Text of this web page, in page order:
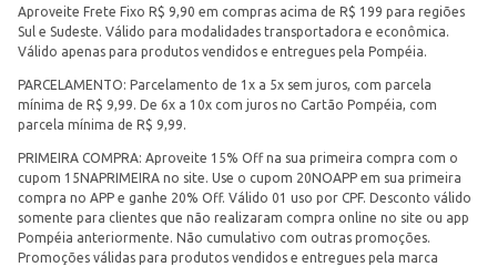
Aproveite Frete Fixo R$ 9,90 em compras acima de R$ 199 para regiões
Sul e Sudeste. Válido para modalidades transportadora e econômica.
Válido apenas para produtos vendidos e entregues pela Pompéia.
PARCELAMENTO: Parcelamento de 1x a 5x sem juros, com parcela
mínima de R$ 9,99. De 6x a 10x com juros no Cartão Pompéia, com
parcela mínima de R$ 9,99.
PRIMEIRA COMPRA: Aproveite 15% Off na sua primeira compra com o
cupom 15NAPRIMEIRA no site. Use o cupom 20NOAPP em sua primeira
compra no APP e ganhe 20% Off. Válido 01 uso por CPF. Desconto válido
somente para clientes que não realizaram compra online no site ou app
Pompéia anteriormente. Não cumulativo com outras promoções.
Promoções válidas para produtos vendidos e entregues pela marca